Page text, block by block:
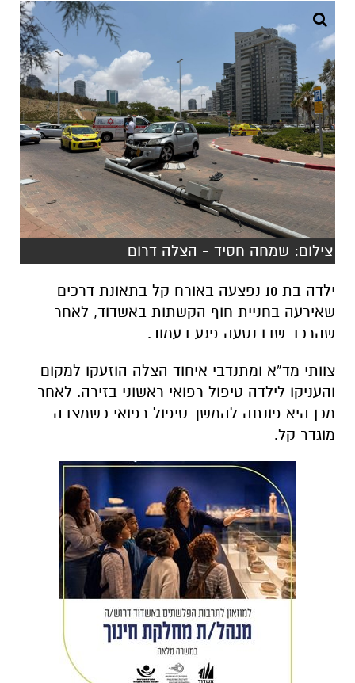
צילום: שמחה חסיד - הצלה דרום
ילדה בת 10 נפצעה באורח קל בתאונת דרכים
שאירעה בחניית חוף הקשתות באשדוד, לאחר
שהרכב שבו נסעה פגע בעמוד.
צוותי מד”א ומתנדבי איחוד הצלה הוזעקו למקום
והעניקו לילדה טיפול רפואי ראשוני בזירה. לאחר
מכן היא פונתה להמשך טיפול רפואי כשמצבה
מוגדר קל.